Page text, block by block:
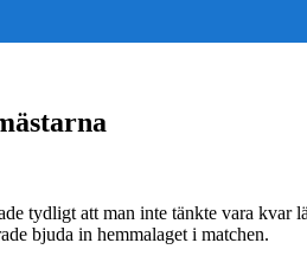
tydligt att man inte tänkte vara kvar
bjuda in hemmalaget i matchen.